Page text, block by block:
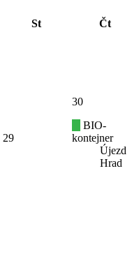
St Čt
29
30
BIO-
kontejner
Újezd
Hrad